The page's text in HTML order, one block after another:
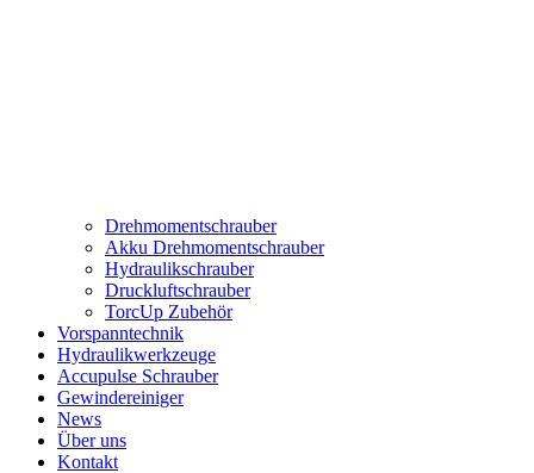
Drehmomentschrauber
Akku Drehmomentschrauber
Hydraulikschrauber
Druckluftschrauber
TorcUp Zubehör
Vorspanntechnik
Hydraulikwerkzeuge
Accupulse Schrauber
Gewindereiniger
News
Über uns
Kontakt